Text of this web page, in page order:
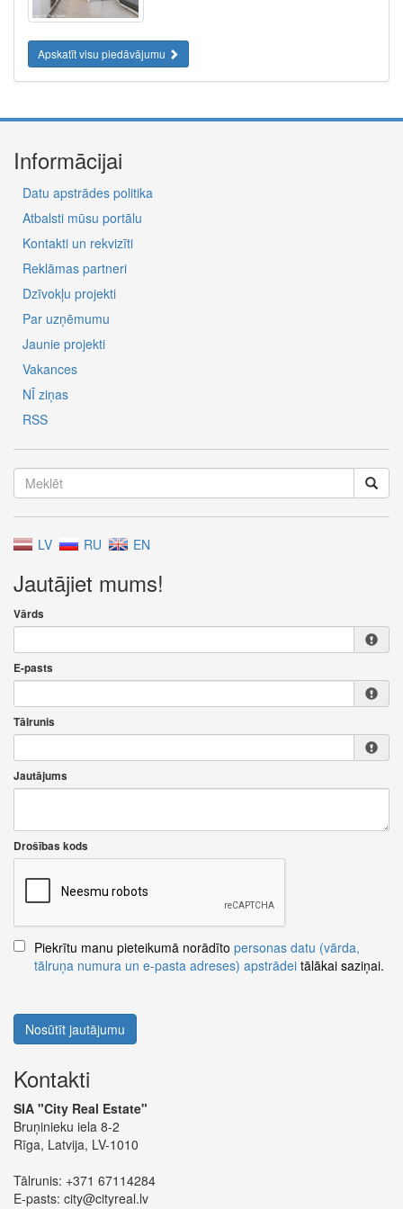
Apskatīt visu piedāvājumu
Informācijai
Datu apstrādes politika
Atbalsti mūsu portālu
Kontakti un rekvizīti
Reklāmas partneri
Dzīvokļu projekti
Par uzņēmumu
Jaunie projekti
Vakances
NĪ ziņas
RSS
LV RU EN
Jautājiet mums!
Vārds
E-pasts
Tālrunis
Jautājums
Drošības kods
Piekrītu manu pieteikumā norādīto personas datu (vārda,
tālruņa numura un e-pasta adreses) apstrādei tālākai saziņai.
Nosūtīt jautājumu
Kontakti
SIA "City Real Estate"
Bruņinieku iela 8-2
Rīga, Latvija, LV-1010
Tālrunis: +371 67114284
E-pasts: city@cityreal.lv